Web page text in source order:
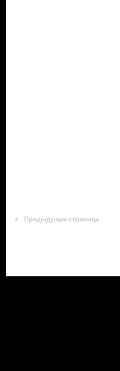
Предыдущая страница